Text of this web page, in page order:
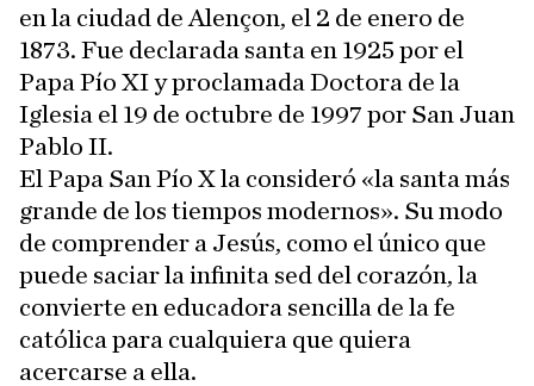
en la ciudad de Alençon, el 2 de enero de
1873. Fue declarada santa en 1925 por el
Papa Pío XI y proclamada Doctora de la
Iglesia el 19 de octubre de 1997 por San Juan
Pablo II.
El Papa San Pío X la consideró «la santa más
grande de los tiempos modernos». Su modo
de comprender a Jesús, como el único que
puede saciar la infinita sed del corazón, la
convierte en educadora sencilla de la fe
católica para cualquiera que quiera
acercarse a ella.